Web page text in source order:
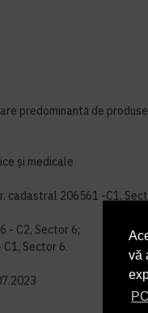
vă
predominantă de
și medicale
cadastral 206561 -C1,
- C2, Sector 6;
Sector 6.